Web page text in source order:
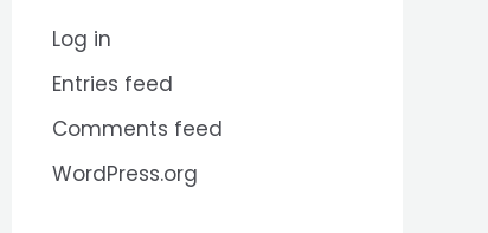
Log in
Entries feed
Comments feed
WordPress.org